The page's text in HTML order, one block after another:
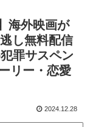
海外映画が
し無料配信
罪サスペン
リー・恋愛
2024.12.28